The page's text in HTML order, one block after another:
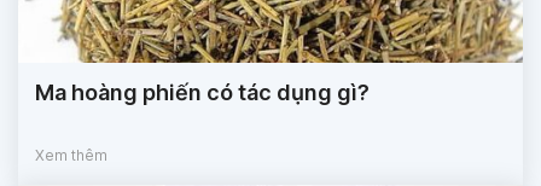
Ma hoàng phiến có tác dụng gì?
Xem thêm